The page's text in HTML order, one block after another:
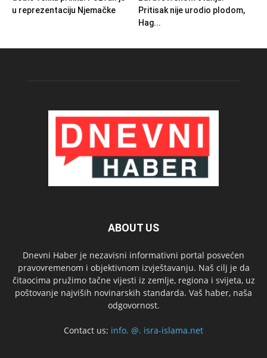
u reprezentaciju Njemačke
Pritisak nije urodio plodom,
Hag...
ABOUT US
Dnevni Haber je nezavisni informativni portal posvećen
pravovremenom i objektivnom izvještavanju. Naš cilj je da
čitaocima pružimo tačne vijesti iz zemlje, regiona i svijeta, uz
poštovanje najviših novinarskih standarda. Vaš haber, naša
odgovornost.
Contact us: info. @. isra-islama.net